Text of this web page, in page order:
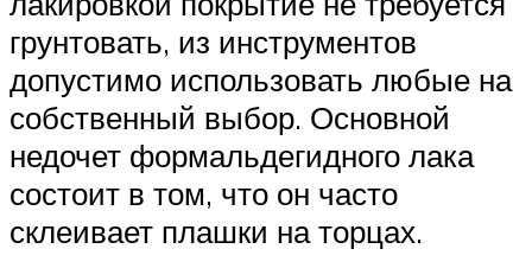
грунтовать, из инструментов
допустимо использовать любые на
собственный выбор. Основной
недочет формальдегидного лака
состоит в том, что он часто
склеивает плашки на торцах.